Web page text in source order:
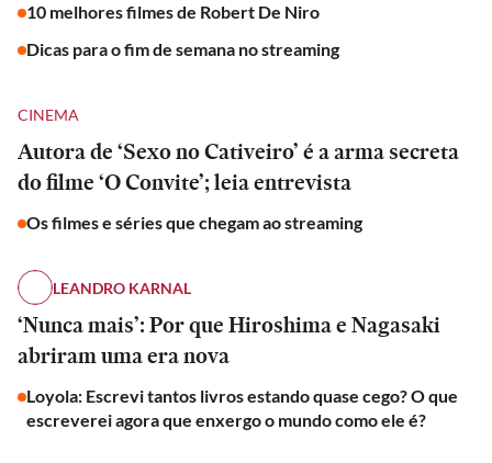
10 melhores filmes de Robert De Niro
Dicas para o fim de semana no streaming
CINEMA
Autora de ‘Sexo no Cativeiro’ é a arma secreta
do filme ‘O Convite’; leia entrevista
Os filmes e séries que chegam ao streaming
LEANDRO KARNAL
‘Nunca mais’: Por que Hiroshima e Nagasaki
abriram uma era nova
Loyola: Escrevi tantos livros estando quase cego? O que
escreverei agora que enxergo o mundo como ele é?